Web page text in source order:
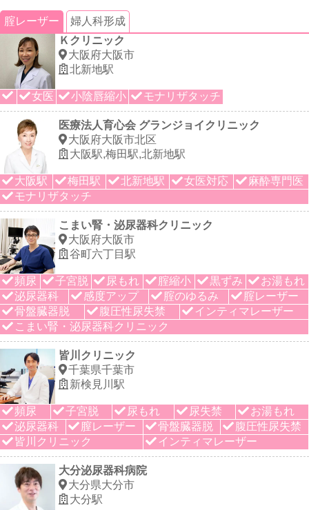
腟レーザー
婦人科形成
Ｋクリニック
大阪府大阪市
北新地駅
女医 小陰唇縮小 モナリザタッチ
医療法人育心会 グランジョイクリニック
大阪府大阪市北区
大阪駅,梅田駅,北新地駅
大阪駅 梅田駅 北新地駅 女医対応
麻酔専門医
モナリザタッチ
こまい腎・泌尿器科クリニック
大阪府大阪市
谷町六丁目駅
頻尿 子宮脱 尿もれ 腟縮小 黒ずみ
お湯もれ
泌尿器科
感度アップ 腟のゆるみ
腟レーザー
骨盤臓器脱
腹圧性尿失禁
インティマレーザー
こまい腎・泌尿器科クリニック
皆川クリニック
千葉県千葉市
新検見川駅
頻尿 子宮脱 尿もれ 尿失禁
お湯もれ
泌尿器科
膣レーザー 骨盤臓器脱
腹圧性尿失禁
皆川クリニック
インティマレーザー
大分泌尿器科病院
大分県大分市
大分駅